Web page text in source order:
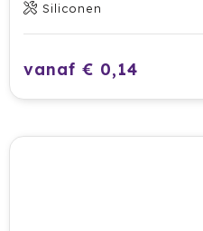
Siliconen
vanaf € 0,14